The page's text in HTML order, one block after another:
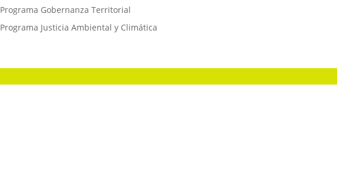
Programa Gobernanza Territorial
Programa Justicia Ambiental y Climática